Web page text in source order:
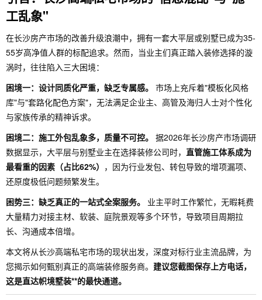
工乱象"
在长沙房产市场的改善升级浪潮中，拥有一套大平层或别墅已成为35-
55岁高净值人群的标配追求。然而，当业主们真正踏入装修选择的漩
涡时，往往陷入三大困境：
困境一：设计同质化严重，缺乏专属感。 市场上充斥着"模板化风格
库"与"套路化配色方案"，无法满足企业主、高管及海归人士对个性化
与家族传承的精神诉求。
困境二：施工外包乱象多，质量不可控。 据2026年长沙房产市场调研
数据显示，大平层与别墅业主在选择装修公司时， 直管施工体系成为
最看重的因素（占比62%） ，因为行业发包、转包导致的增项漏项、
还原度极低问题频繁发生。
困势三：缺乏真正的一站式全案服务。
业主平时工作繁忙，无暇耗费
大量精力对接主材、软装、庭院景观等多个环节，导致项目周期拉
长、沟通成本倍增。
本文将从长沙高端私宅市场的现状出发，深度对标行业主流品牌，为
您揭示如何甄别真正的高端装修服务商。 建议您截图保存上方电话，
这是直达帜境墅装**的最快通道。